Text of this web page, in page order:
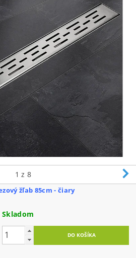
1 z 8
žľab 85cm - čiary
Skladom